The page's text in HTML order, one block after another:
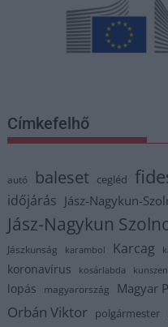
Címkefelhő
autó baleset cegléd
időjárás Jász-Nagykun-
Jász-Nagykun
Jászkunság karambol Karcag
koronavírus kosárlabda
lopás magyarország Magyar
Orbán Viktor polgármester